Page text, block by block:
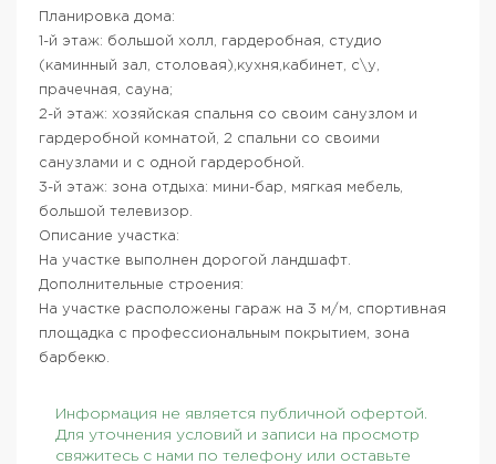
Планировка дома:
1-й этаж: большой холл, гардеробная, студио
(каминный зал, столовая),кухня,кабинет, с\у,
прачечная, сауна;
2-й этаж: хозяйская спальня со своим санузлом и
гардеробной комнатой, 2 спальни со своими
санузлами и с одной гардеробной.
3-й этаж: зона отдыха: мини-бар, мягкая мебель,
большой телевизор.
Описание участка:
На участке выполнен дорогой ландшафт.
Дополнительные строения:
На участке расположены гараж на 3 м/м, спортивная
площадка с профессиональным покрытием, зона
барбекю.
Информация не является публичной офертой.
Для уточнения условий и записи на просмотр
свяжитесь с нами по телефону или оставьте